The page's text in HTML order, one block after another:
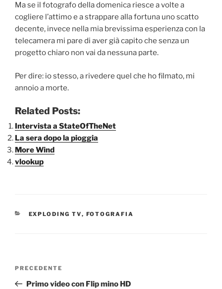
Ma se il fotografo della domenica riesce a volte a
cogliere l’attimo e a strappare alla fortuna uno scatto
decente, invece nella mia brevissima esperienza con la
telecamera mi pare di aver già capito che senza un
progetto chiaro non vai da nessuna parte.
Per dire: io stesso, a rivedere quel che ho filmato, mi
annoio a morte.
Related Posts:
Intervista a StateOfTheNet
La sera dopo la pioggia
More Wind
vlookup
CATEGORIE
EXPLODING TV, FOTOGRAFIA
Articolo
precedente:
PRECEDENTE
Primo video con Flip mino HD